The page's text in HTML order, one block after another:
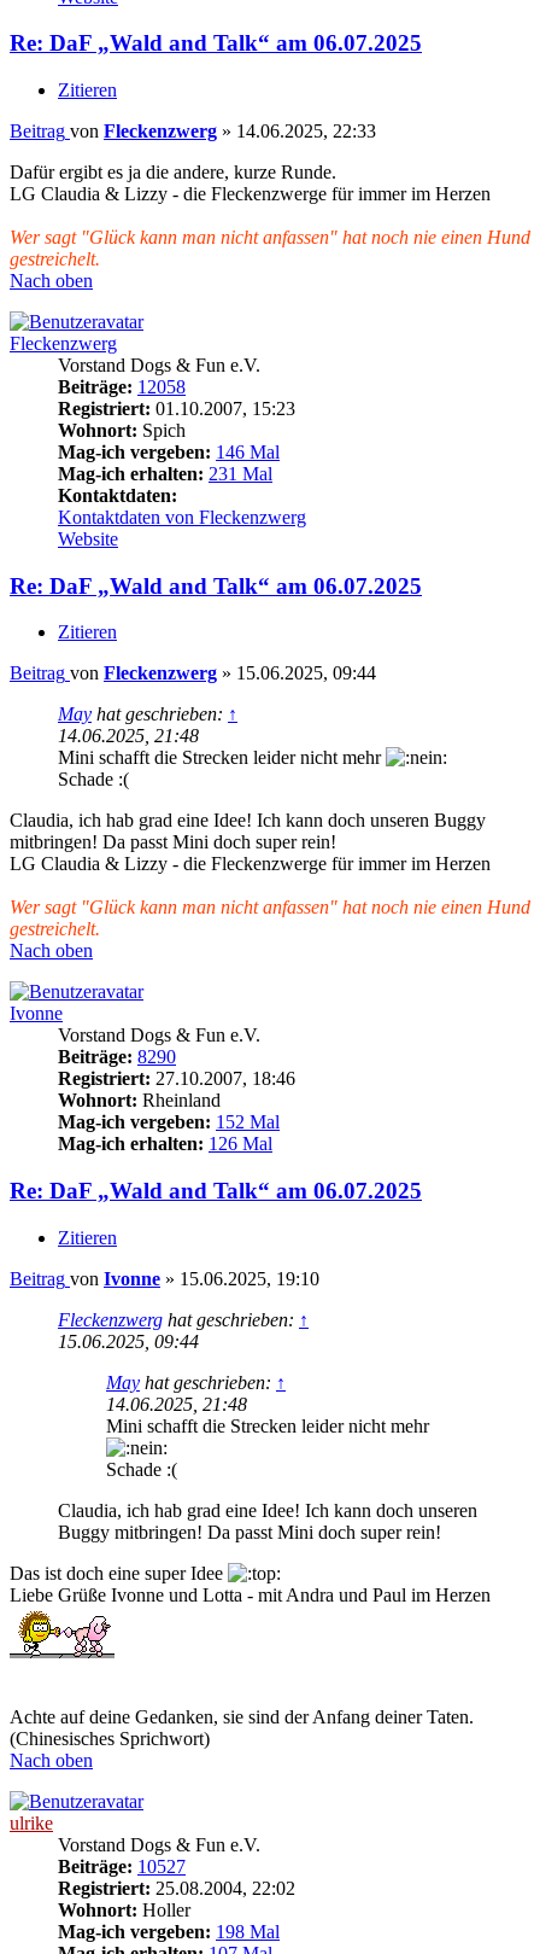
Re: DaF „Wald and Talk“ am 06.07.2025
Zitieren
Beitrag von Fleckenzwerg » 14.06.2025, 22:33
Dafür ergibt es ja die andere, kurze Runde.
LG Claudia & Lizzy - die Fleckenzwerge für immer im Herzen
Wer sagt "Glück kann man nicht anfassen" hat noch nie einen Hund
gestreichelt.
Nach oben
Fleckenzwerg
Vorstand Dogs & Fun e.V.
Beiträge: 12058
Registriert: 01.10.2007, 15:23
Wohnort: Spich
Mag-ich vergeben: 146 Mal
Mag-ich erhalten: 231 Mal
Kontaktdaten:
Kontaktdaten von Fleckenzwerg
Website
Re: DaF „Wald and Talk“ am 06.07.2025
Zitieren
Beitrag von Fleckenzwerg » 15.06.2025, 09:44
May hat geschrieben: ↑
14.06.2025, 21:48
Mini schafft die Strecken leider nicht mehr
Schade :(
Claudia, ich hab grad eine Idee! Ich kann doch unseren Buggy
mitbringen! Da passt Mini doch super rein!
LG Claudia & Lizzy - die Fleckenzwerge für immer im Herzen
Wer sagt "Glück kann man nicht anfassen" hat noch nie einen Hund
gestreichelt.
Nach oben
Ivonne
Vorstand Dogs & Fun e.V.
Beiträge: 8290
Registriert: 27.10.2007, 18:46
Wohnort: Rheinland
Mag-ich vergeben: 152 Mal
Mag-ich erhalten: 126 Mal
Re: DaF „Wald and Talk“ am 06.07.2025
Zitieren
Beitrag von Ivonne » 15.06.2025, 19:10
Fleckenzwerg hat geschrieben: ↑
15.06.2025, 09:44
May hat geschrieben: ↑
14.06.2025, 21:48
Mini schafft die Strecken leider nicht mehr
Schade :(
Claudia, ich hab grad eine Idee! Ich kann doch unseren
Buggy mitbringen! Da passt Mini doch super rein!
Das ist doch eine super Idee
Liebe Grüße Ivonne und Lotta - mit Andra und Paul im Herzen
Achte auf deine Gedanken, sie sind der Anfang deiner Taten.
(Chinesisches Sprichwort)
Nach oben
ulrike
Vorstand Dogs & Fun e.V.
Beiträge: 10527
Registriert: 25.08.2004, 22:02
Wohnort: Holler
Mag-ich vergeben: 198 Mal